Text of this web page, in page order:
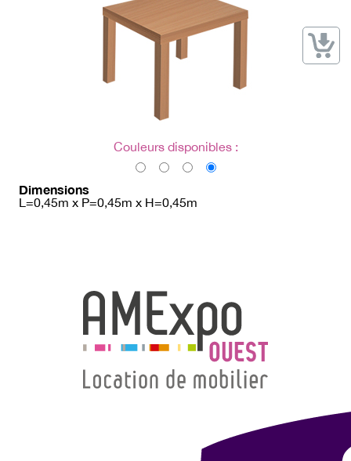
→ Types de mobilier
→ Noms / Références
Couleurs disponibles :
Dimensions
L=0,45m x P=0,45m x H=0,45m